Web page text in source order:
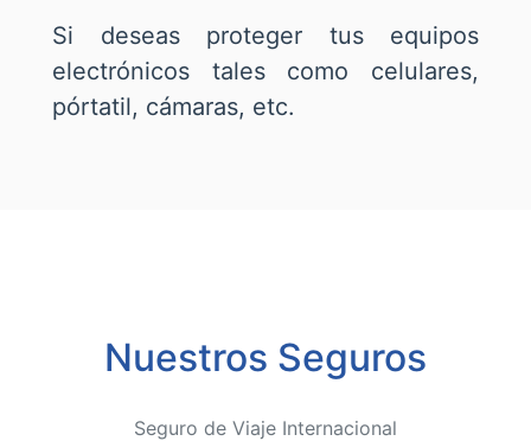
Si deseas proteger tus equipos
electrónicos tales como celulares,
pórtatil, cámaras, etc.
Nuestros Seguros
Seguro de Viaje Internacional